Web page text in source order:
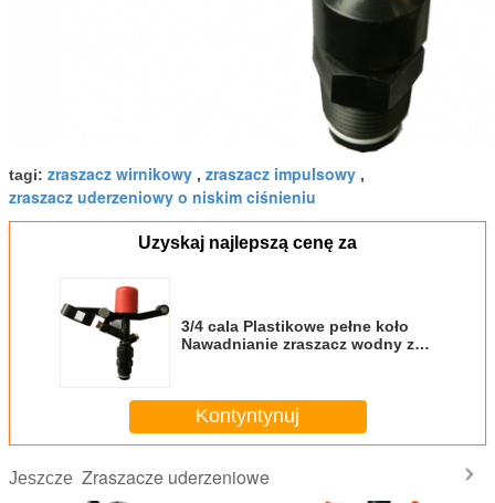
tagi: zraszacz wirnikowy , zraszacz impulsowy ,
zraszacz uderzeniowy o niskim ciśnieniu
Uzyskaj najlepszą cenę za
3/4 cala Plastikowe pełne koło
Nawadnianie zraszacz wodny z
Kontyntynuj
Jeszcze Zraszacze uderzeniowe